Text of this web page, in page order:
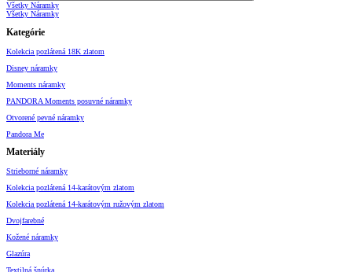
Všetky Náramky
Všetky Náramky
Kategórie
Kolekcia pozlátená 18K zlatom
Disney náramky
Moments náramky
PANDORA Moments posuvné náramky
Otvorené pevné náramky
Pandora Me
Materiály
Strieborné náramky
Kolekcia pozlátená 14-karátovým zlatom
Kolekcia pozlátená 14-karátovým ružovým zlatom
Dvojfarebné
Kožené náramky
Glazúra
Textilná šnúrka